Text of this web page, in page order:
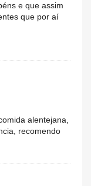
e que assim
que por aí
alentejana,
recomendo